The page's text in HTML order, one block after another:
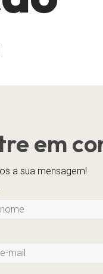
em
a sua mensagem!